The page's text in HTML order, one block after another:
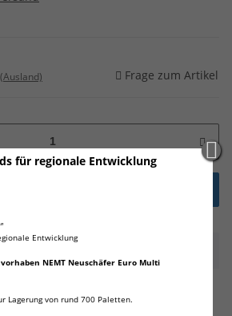
für regionale Entwicklung
Entwicklung
NEMT Neuschäfer Euro Multi
Lagerung von rund 700 Paletten.
(Ausland) Frage zum Artikel